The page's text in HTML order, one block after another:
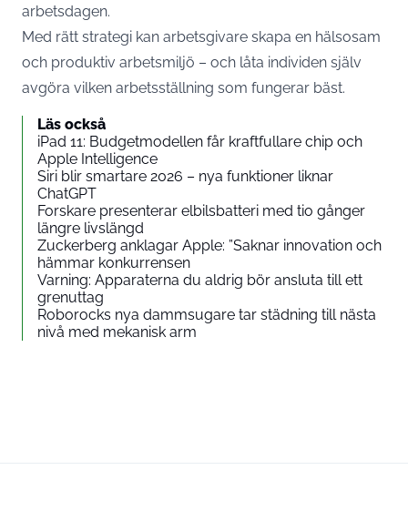
arbetsdagen.
Med rätt strategi kan arbetsgivare skapa en hälsosam
och produktiv arbetsmiljö – och låta individen själv
avgöra vilken arbetsställning som fungerar bäst.
Läs också
iPad 11: Budgetmodellen får kraftfullare chip och
Apple Intelligence
Siri blir smartare 2026 – nya funktioner liknar
ChatGPT
Forskare presenterar elbilsbatteri med tio gånger
längre livslängd
Zuckerberg anklagar Apple: ”Saknar innovation och
hämmar konkurrensen
Varning: Apparaterna du aldrig bör ansluta till ett
grenuttag
Roborocks nya dammsugare tar städning till nästa
nivå med mekanisk arm